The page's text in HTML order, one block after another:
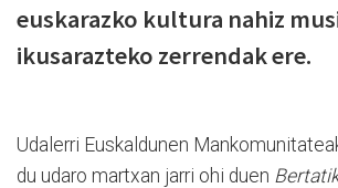
euskarazko kultura nahiz
ikusarazteko zerrendak ere.
Udalerri Euskaldunen
du udaro martxan jarri ohi duen